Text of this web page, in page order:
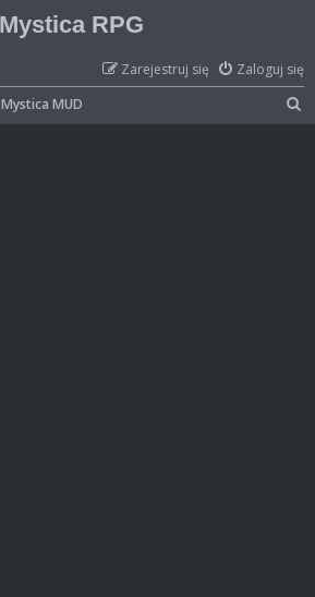
Mystica RPG
Zaloguj się
Zarejestruj się
Mystica MUD